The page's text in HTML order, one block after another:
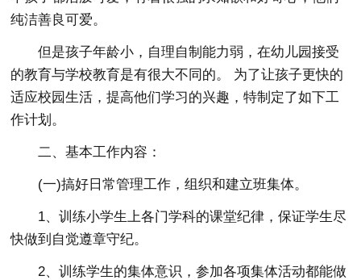
纯洁善良可爱。
但是孩子年龄小，自理自制能力弱，在幼儿园接受
的教育与学校教育是有很大不同的。 为了让孩子更快的
适应校园生活，提高他们学习的兴趣，特制定了如下工
作计划。
二、基本工作内容：
(一)搞好日常管理工作，组织和建立班集体。
1、训练小学生上各门学科的课堂纪律，保证学生尽
快做到自觉遵章守纪。
2、训练学生的集体意识，参加各项集体活动都能做